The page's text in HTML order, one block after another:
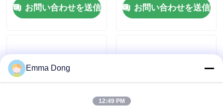
連絡 ください
国際的な貨物促進サービス
お問い合わせを送信
お問い合わせを送信
Emma Dong
12:49 PM